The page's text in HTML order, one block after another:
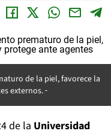
de la piel, favorece la
externos.
de la Universidad